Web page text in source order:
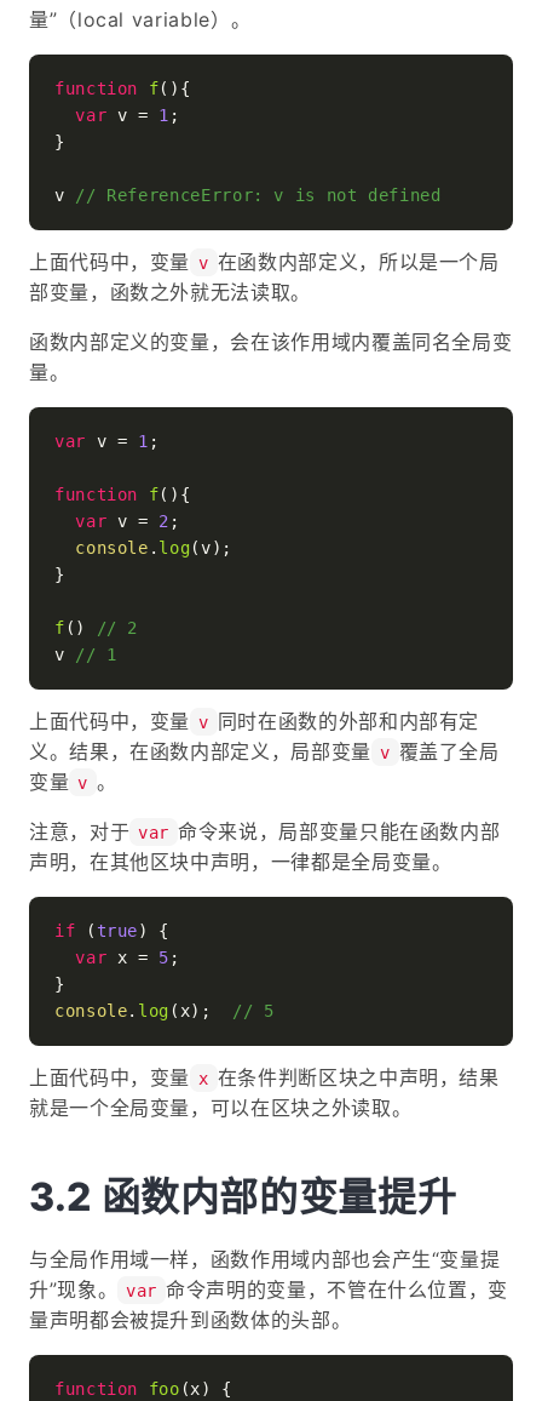
量”（local variable）。
function f( ){
var v = 1 ;
}
v // ReferenceError: v is not defined
上面代码中，变量 v 在函数内部定义，所以是一个局
部变量，函数之外就无法读取。
函数内部定义的变量，会在该作用域内覆盖同名全局变
量。
var v = 1 ;
function f( ){
var v = 2 ;
console . log(v);
}
f ()
// 2
v
// 1
上面代码中，变量 v 同时在函数的外部和内部有定
义。结果，在函数内部定义，局部变量 v 覆盖了全局
变量 v 。
注意，对于 var 命令来说，局部变量只能在函数内部
声明，在其他区块中声明，一律都是全局变量。
if (true) {
var x = 5 ;
console. log (x); // 5
上面代码中，变量 x 在条件判断区块之中声明，结果
就是一个全局变量，可以在区块之外读取。
函数内部的变量提升
与全局作用域一样，函数作用域内部也会产生“变量提
升”现象。
var 命令声明的变量，不管在什么位置，变
量声明都会被提升到函数体的头部。
function foo (x) {